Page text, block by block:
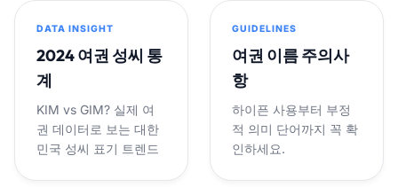
DATA INSIGHT
2024 여권 성씨 통
계
KIM vs GIM? 실제 여
권 데이터로 보는 대한
민국 성씨 표기 트렌드
GUIDELINES
여권 이름 주의사
항
하이픈 사용부터 부정
적 의미 단어까지 꼭 확
인하세요.